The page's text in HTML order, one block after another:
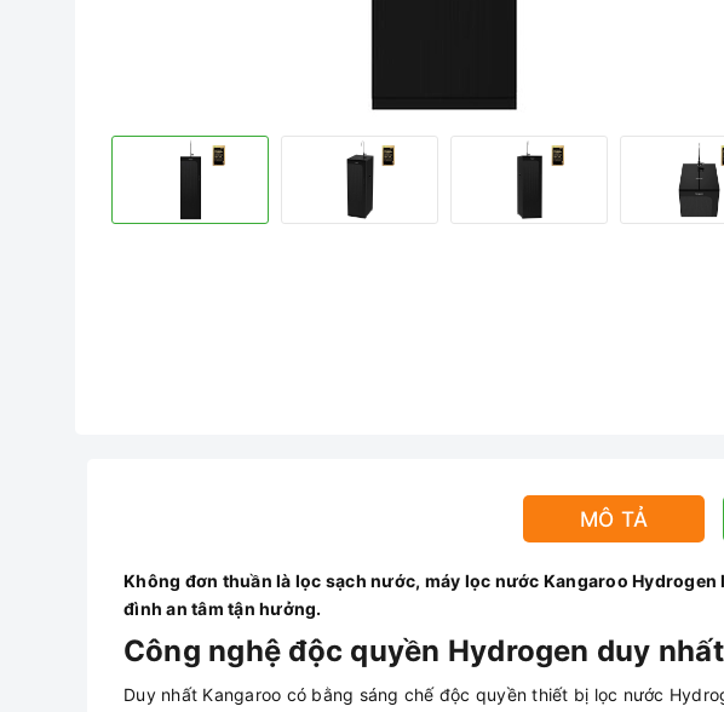
MÔ TẢ
Không đơn thuần là lọc sạch nước, máy lọc nước Kangaroo
đình an tâm tận hưởng.
Công nghệ độc quyền Hydrogen duy
Duy nhất Kangaroo có bằng sáng chế độc quyền thiết bị lọc nước